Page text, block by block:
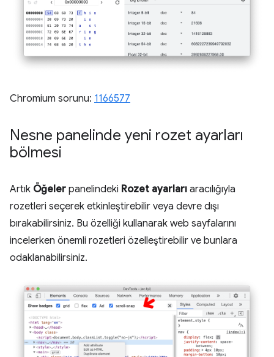
Chromium sorunu: 1166577
Nesne panelinde yeni rozet ayarları
bölmesi
Artık Öğeler panelindeki Rozet ayarları aracılığıyla
rozetleri seçerek etkinleştirebilir veya devre dışı
bırakabilirsiniz. Bu özelliği kullanarak web sayfalarını
incelerken önemli rozetleri özelleştirebilir ve bunlara
odaklanabilirsiniz.